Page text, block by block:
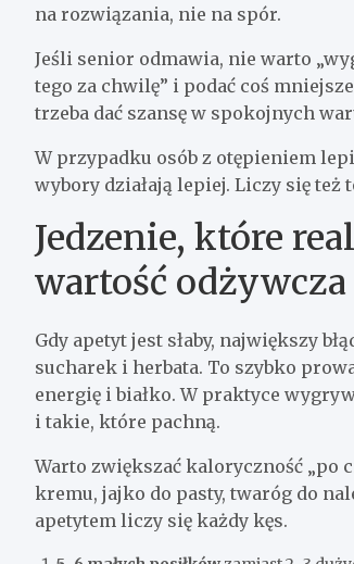
na rozwiązania, nie na spór.
Jeśli senior odmawia, nie warto
tego za chwilę” i podać coś
trzeba dać szansę w spokojnych
W przypadku osób z otępieniem
wybory działają lepiej. Liczy się też
Jedzenie, które
wartość odżywcza
Gdy apetyt jest słaby, największy
sucharek i herbata. To szybko
energię i białko. W praktyce
i takie, które pachną.
Warto zwiększać kaloryczność „po
kremu, jajko do pasty, twaróg do
apetytem liczy się każdy kęs.